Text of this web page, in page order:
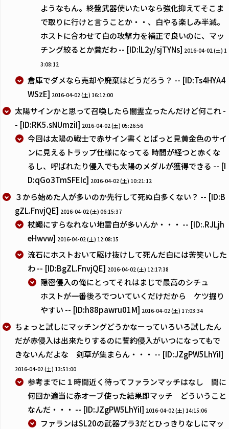
ようなもん。終盤武器使いたいなら強化抑えてそこま
で取りに行けと言うことか・・、白やる楽しみ半減。
ホストに合わせて白の攻撃力を補正で良いのに、マッ
チング絞るとか糞だわ -- [ID:lL2y/sjTYNs] 2016-04-02 (土) 1
3:08:12
倉庫でダメなら売却や廃棄はどうだろう？ -- [ID:Ts4HYA4
WSzE] 2016-04-02 (土) 16:12:00
太陽サインかと思って召喚したら闇霊立ったんだけど何これ -
- [ID:RK5.sNUmziI] 2016-04-02 (土) 05:26:56
今回は太陽の戦士で赤サイン書くとぱっと見黄金色のサイ
ンに見えるトラップ仕様になってる 時間が経つと赤くな
るし、呼ばれたり侵入でも太陽のメダルが獲得できる -- [I
D:qGo3TmSFEIc] 2016-04-02 (土) 10:21:12
３から始めた人が多いのか先行して死ぬ白多くない？ -- [ID:B
gZL.FnvjQE] 2016-04-02 (土) 06:15:37
杖蠅にすらなれない地雷白が多いんか・・・ -- [ID:.RJLjh
eHwvw] 2016-04-02 (土) 12:08:15
流石にホストおいて駆け抜けして死んだ白には苦笑いした
わ -- [ID:BgZL.FnvjQE] 2016-04-02 (土) 12:17:38
隠密侵入の俺にとってそれはまじで最高のシチュ
ホストが一番後ろでついていくだけだから ケツ掘り
やすい -- [ID:h88pawru01M] 2016-04-02 (土) 17:03:34
ちょっと試しにマッチングどうかなーっていろいろ試したん
だが赤侵入は出来たりするのに誓約侵入がいつになってもで
きないんだよな 剣草が集まらん・・・ -- [ID:JZgPW5LhYiI]
2016-04-02 (土) 13:51:00
参考までに１時間近く待ってファランマッチはなし 間に
何回か適当に赤オーブ使った結果即マッチ どういうこと
なんだ・・・ -- [ID:JZgPW5LhYiI] 2016-04-02 (土) 14:15:06
ファランはSL20の武器プラ3だとひっきりなしにマッ